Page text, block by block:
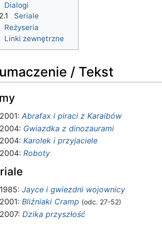
Dialogi
2.1
Seriale
Reżyseria
Linki zewnętrzne
/ Tekst
2001: Abrafax i piraci z Karaibów
2004: Gwiazdka z dinozaurami
2004: Karolek i przyjaciele
2004: Roboty
1985: Jayce i gwiezdni wojownicy
2001: Bliźniaki Cramp (odc. 27-52)
2007: Dzika przyszłość